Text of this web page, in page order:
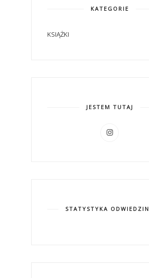
KATEGORIE
KSIĄŻKI
JESTEM TUTAJ
STATYSTYKA ODWIEDZIN